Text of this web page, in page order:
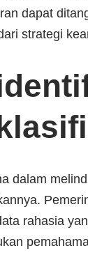
dapat
strategi
dalam
rahasia